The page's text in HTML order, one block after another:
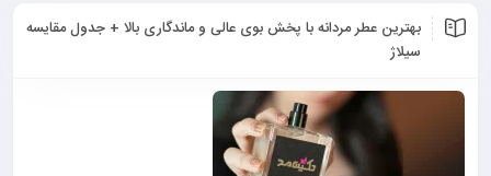
بهترین عطر مردانه با پخش بوی عالی و ماندگاری بالا + جدول مقایسه
سیلاژ